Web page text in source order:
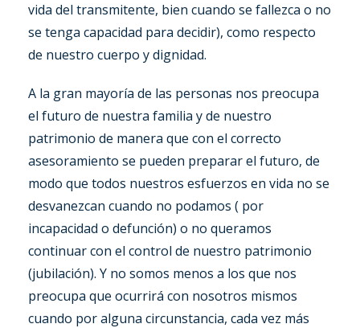
vida del transmitente, bien cuando se fallezca o no
se tenga capacidad para decidir), como respecto
de nuestro cuerpo y dignidad.
A la gran mayoría de las personas nos preocupa
el futuro de nuestra familia y de nuestro
patrimonio de manera que con el correcto
asesoramiento se pueden preparar el futuro, de
modo que todos nuestros esfuerzos en vida no se
desvanezcan cuando no podamos ( por
incapacidad o defunción) o no queramos
continuar con el control de nuestro patrimonio
(jubilación). Y no somos menos a los que nos
preocupa que ocurrirá con nosotros mismos
cuando por alguna circunstancia, cada vez más